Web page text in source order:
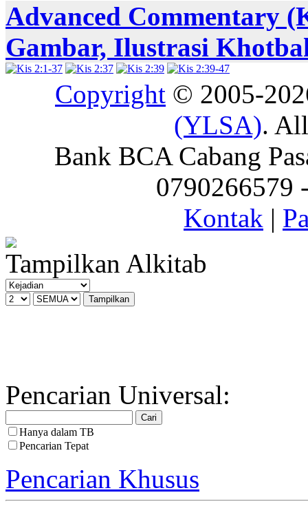
Advanced Commentary
Gambar, Ilustrasi
Copyright © 2005-
(YLSA).
Bank BCA Cabang
0790266579
Kontak |
Tampilkan Alkitab
Pencarian Universal:
Hanya dalam TB
Pencarian Tepat
Pencarian Khusus